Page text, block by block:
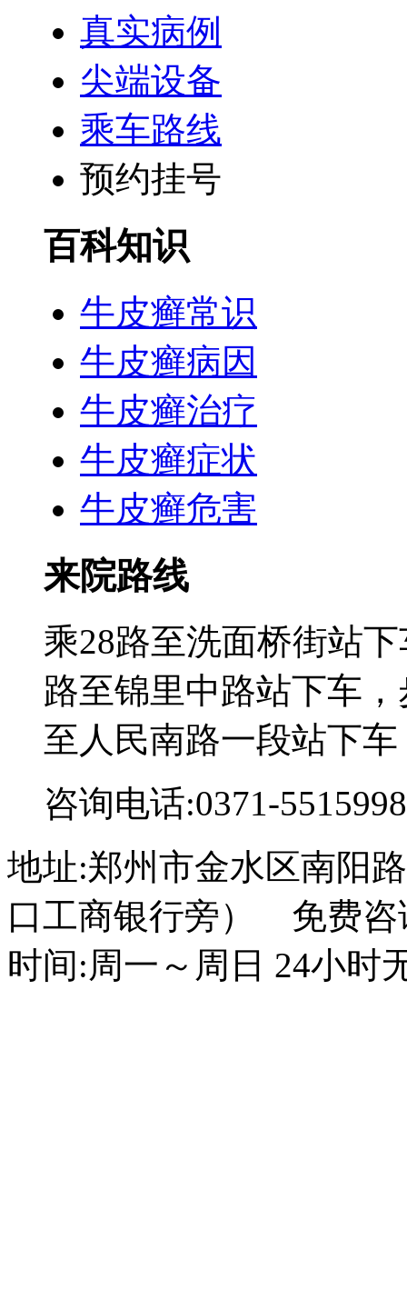
真实病例
尖端设备
乘车路线
预约挂号
百科知识
牛皮癣常识
牛皮癣病因
牛皮癣治疗
牛皮癣症状
牛皮癣危害
来院路线
乘28路至洗面桥街站
路至锦里中路站下车
至人民南路一段站下
咨询电话:0371-
地址:郑州市金水区南阳
口工商银行旁） 免费咨
时间:周一～周日 24小时